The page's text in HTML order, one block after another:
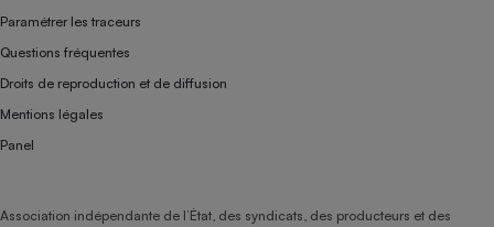
Paramétrer les traceurs
Questions fréquentes
Droits de reproduction et de diffusion
Mentions légales
Panel
Association indépendante de l’État, des syndicats, des producteurs et des